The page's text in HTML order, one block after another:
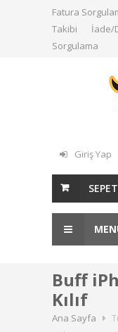
Fatura
Takibi
İade/
Sorgulama
Giriş Yap
Buff
Kılıf
Ana Sayfa